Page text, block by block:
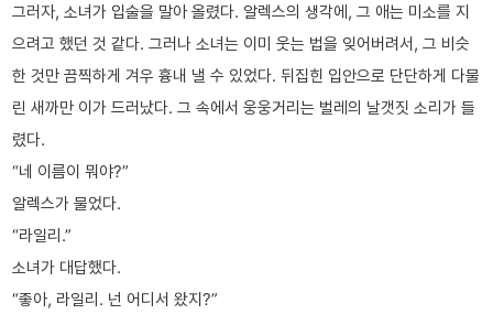
그러자, 소녀가 입술을 말아 올렸다. 알렉스의 생각에, 그 애는 미소를 지
으려고 했던 것 같다. 그러나 소녀는 이미 웃는 법을 잊어버려서, 그 비슷
한 것만 끔찍하게 겨우 흉내 낼 수 있었다. 뒤집힌 입안으로 단단하게 다물
린 새까만 이가 드러났다. 그 속에서 웅웅거리는 벌레의 날갯짓 소리가 들
렸다.
“네 이름이 뭐야?”
알렉스가 물었다.
“라일리.”
소녀가 대답했다.
“좋아, 라일리. 넌 어디서 왔지?”